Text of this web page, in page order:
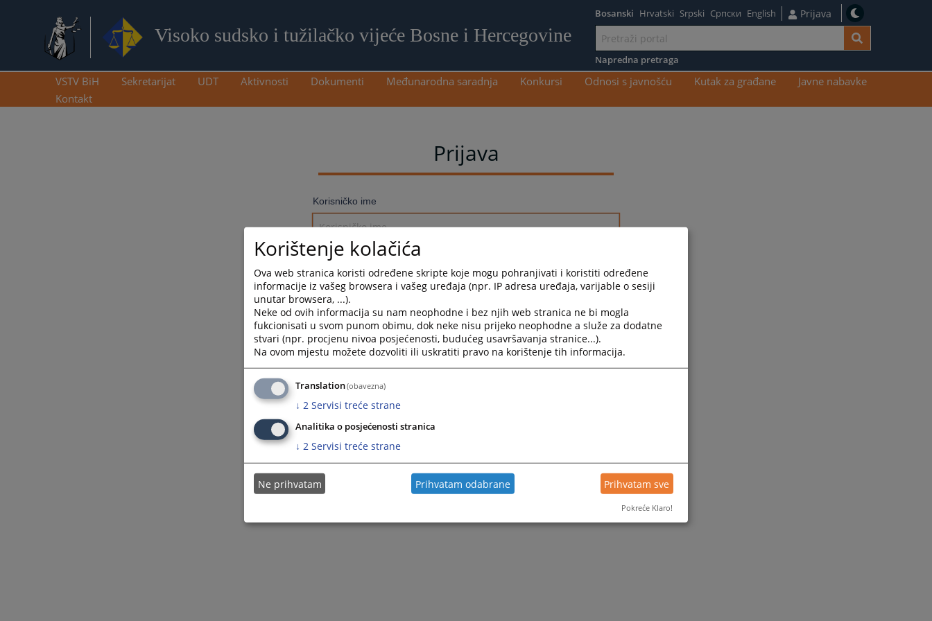
Visoko sudsko i tužilačko vijeće Bosne i Hercegovine
sadržaj
Bosanski Hrvatski Srpski Српски English Prijava
Napredna pretraga
VSTV BiH Sekretarijat UDT Aktivnosti Dokumenti Međunarodna saradnja Konkursi Odnosi s javnošću Kutak za građane
Javne nabavke
Kontakt
Prijava
Korisničko ime
Lozinka
Zapamti me
Prijava
Želite postati član?
Korištenje kolačića
Ova web stranica koristi određene skripte koje mogu pohranjivati i koristiti određene
informacije iz vašeg browsera i vašeg uređaja (npr. IP adresa uređaja, varijable o sesiji
unutar browsera, ...).
Neke od ovih informacija su nam neophodne i bez njih web stranica ne bi mogla
fukcionisati u svom punom obimu, dok neke nisu prijeko neophodne a služe za dodatne
stvari (npr. procjenu nivoa posjećenosti, budućeg usavršavanja stranice...).
Na ovom mjestu možete dozvoliti ili uskratiti pravo na korištenje tih informacija.
Translation(obavezna)
↓ 2 Servisi treće strane
Analitika o posjećenosti stranica
↓ 2 Servisi treće strane
Ne prihvatam Prihvatam odabrane Prihvatam sve
Pokreće Klaro!